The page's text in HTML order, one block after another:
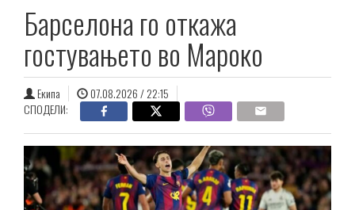
Барселона го откажа
гостувањето во Мароко
Екипа
07.08.2026 / 22:15
СПОДЕЛИ: